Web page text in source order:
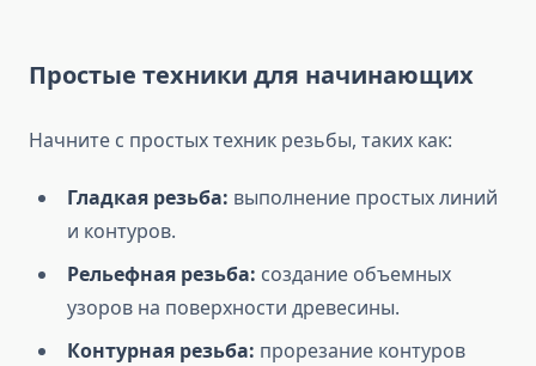
Простые техники для начинающих
Начните с простых техник резьбы, таких как:
Гладкая резьба: выполнение простых линий
и контуров.
Рельефная резьба: создание объемных
узоров на поверхности древесины.
Контурная резьба: прорезание контуров